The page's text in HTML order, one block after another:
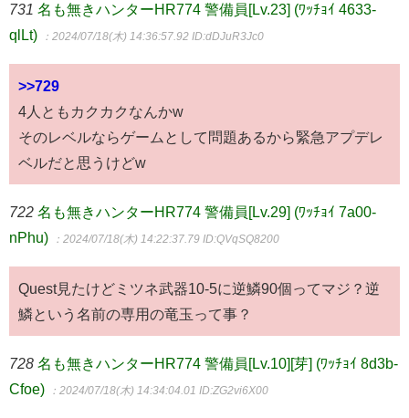
731 名も無きハンターHR774 警備員[Lv.23] (ﾜｯﾁｮｲ 4633-
qlLt)
：2024/07/18(木) 14:36:57.92 ID:dDJuR3Jc0
>>729
4人ともカクカクなんかw
そのレベルならゲームとして問題あるから緊急アプデレ
ベルだと思うけどw
722 名も無きハンターHR774 警備員[Lv.29] (ﾜｯﾁｮｲ 7a00-
nPhu)
：2024/07/18(木) 14:22:37.79 ID:QVqSQ8200
Quest見たけどミツネ武器10-5に逆鱗90個ってマジ？逆
鱗という名前の専用の竜玉って事？
728 名も無きハンターHR774 警備員[Lv.10][芽] (ﾜｯﾁｮｲ 8d3b-
Cfoe)
：2024/07/18(木) 14:34:04.01 ID:ZG2vi6X00